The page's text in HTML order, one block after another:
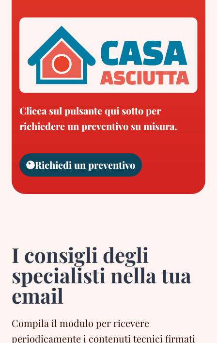
Clicca sul pulsante qui sotto per
richiedere un preventivo su misura.
Richiedi un preventivo
I consigli degli
specialisti nella tua
email
Compila il modulo per ricevere
periodicamente i contenuti tecnici firmati